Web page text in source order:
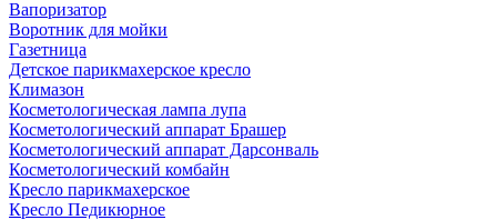
Вапоризатор
Воротник для мойки
Газетница
Детское парикмахерское кресло
Климазон
Косметологическая лампа лупа
Косметологический аппарат Брашер
Косметологический аппарат Дарсонваль
Косметологический комбайн
Кресло парикмахерское
Кресло Педикюрное